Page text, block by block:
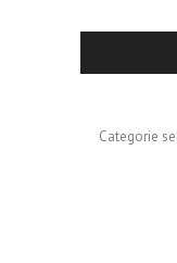
Categoriën